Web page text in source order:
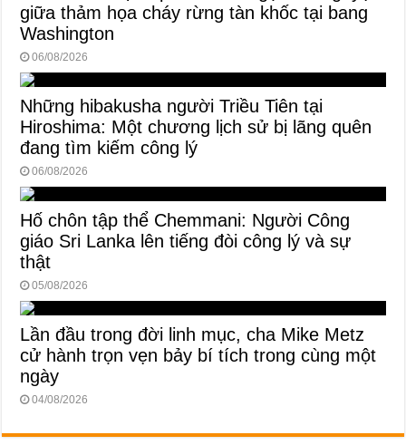
giữa thảm họa cháy rừng tàn khốc tại bang
Washington
06/08/2026
Những hibakusha người Triều Tiên tại
Hiroshima: Một chương lịch sử bị lãng quên
đang tìm kiếm công lý
06/08/2026
Hố chôn tập thể Chemmani: Người Công
giáo Sri Lanka lên tiếng đòi công lý và sự
thật
05/08/2026
Lần đầu trong đời linh mục, cha Mike Metz
cử hành trọn vẹn bảy bí tích trong cùng một
ngày
04/08/2026